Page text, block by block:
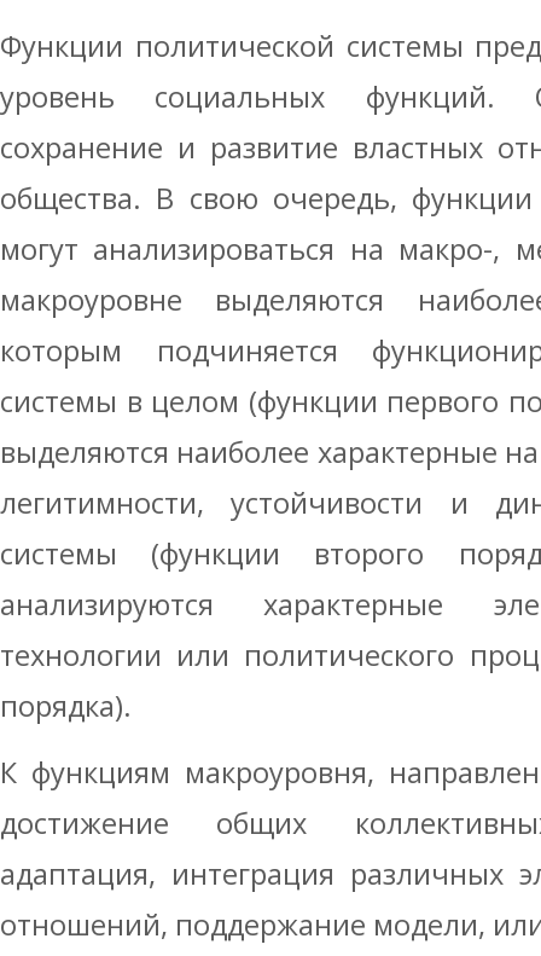
Функции политической системы
уровень социальных
сохранение и развитие властных
общества. В свою очередь,
могут анализироваться на макро-,
макроуровне выделяются
которым подчиняется
системы в целом (функции первого
выделяются наиболее характерные
легитимности, устойчивости и
системы (функции второго
анализируются характерные
технологии или политического
порядка).
К функциям макроуровня,
достижение общих
адаптация, интеграция различных
отношений, поддержание модели,